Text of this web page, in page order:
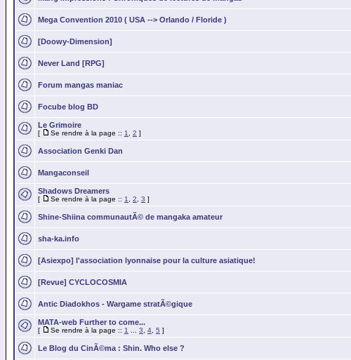
Mega Convention 2010 ( USA --> Orlando / Floride )
[Doowy-Dimension]
Never Land [RPG]
Forum mangas maniac
Focube blog BD
Le Grimoire
[ Se rendre à la page :: 1 2 ]
Association Genki Dan
Mangaconseil
Shadows Dreamers
[ Se rendre à la page :: 1 2 3 ]
Shine-Shiina communautÃ© de mangaka amateur
sha-ka.info
[Asiexpo] l'association lyonnaise pour la culture asiatique!
[Revue] CYCLOCOSMIA
Antic Diadokhos - Wargame stratÃ©gique
MATA-web Further to come...
[ Se rendre à la page :: 1 3 4 5 ]
Le Blog du CinÃ©ma : Shin. Who else ?